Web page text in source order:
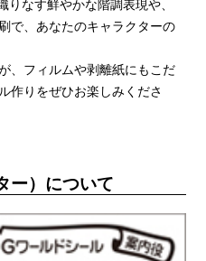
なす鮮やかな階調表現や、
で、あなたのキャラクターの
、フィルムや剥離紙にもこだ
作りをぜひお楽しみくださ
ー）について